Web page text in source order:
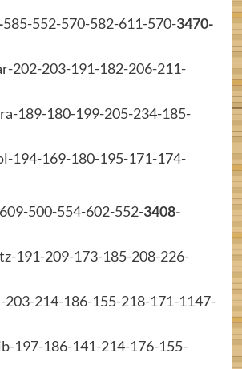
585-552-570-582-611-570-3470-
202-203-191-182-206-211-
189-180-199-205-234-185-
194-169-180-195-171-174-
500-554-602-552-3408-
191-209-173-185-208-226-
203-214-186-155-218-171-1147-
197-186-141-214-176-155-